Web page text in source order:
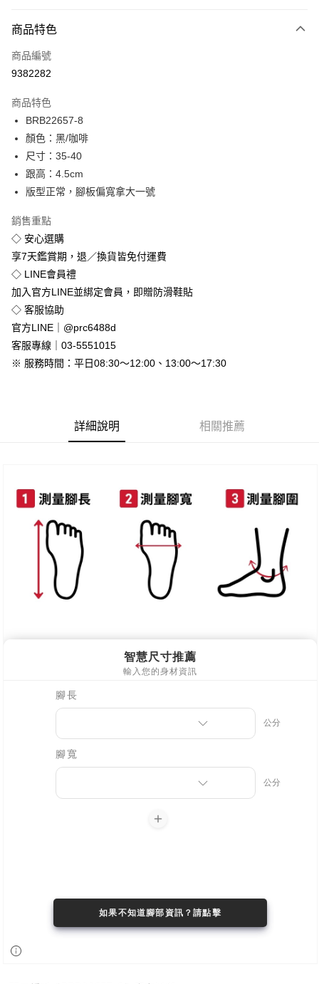
信用卡一次付款
超商取貨付款
Apple Pay
街口支付
悠遊付
Google Pay
全盈+PAY
運送方式
全家付款取貨
免運費
付款後全家取貨
免運費
7-11付款取貨
離島郵局配送
每筆NT$90，滿NT$999(含以上)免運費
【宇迅國際】限一般住址，不支援智能櫃 查看運費
商品特色
商品編號
9382282
商品特色
BRB22657-8
顏色：黑/咖啡
尺寸：35-40
跟高：4.5cm
版型正常，腳板偏寬拿大一號
銷售重點
◇ 安心選購
享7天鑑賞期，退／換貨皆免付運費
◇ LINE會員禮
加入官方LINE並綁定會員，即贈防滑鞋貼
◇ 客服協助
官方LINE｜@prc6488d
客服專線｜03-5551015
※ 服務時間：平日08:30～12:00、13:00～17:30
詳細說明 相關推薦